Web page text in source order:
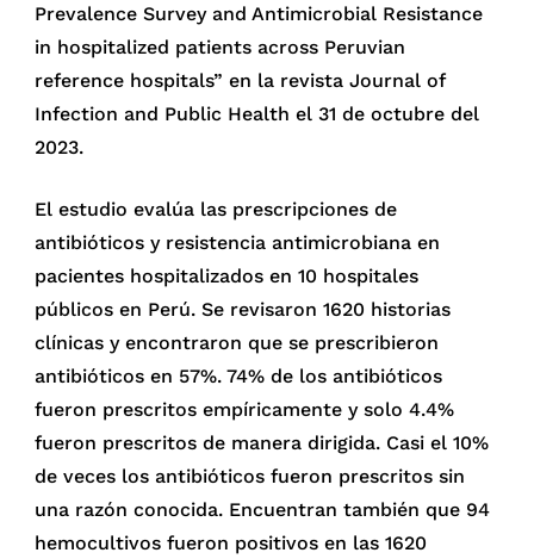
Prevalence Survey and Antimicrobial Resistance
in hospitalized patients across Peruvian
reference hospitals” en la revista Journal of
Infection and Public Health el 31 de octubre del
2023.
El estudio evalúa las prescripciones de
antibióticos y resistencia antimicrobiana en
pacientes hospitalizados en 10 hospitales
públicos en Perú. Se revisaron 1620 historias
clínicas y encontraron que se prescribieron
antibióticos en 57%. 74% de los antibióticos
fueron prescritos empíricamente y solo 4.4%
fueron prescritos de manera dirigida. Casi el 10%
de veces los antibióticos fueron prescritos sin
una razón conocida. Encuentran también que 94
hemocultivos fueron positivos en las 1620